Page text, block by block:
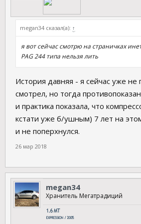
megan34 сказал(а): ↑
я вот сейчас смотрю на страничках
PAG 244 типа нельзя лить
История давняя - я сейчас уже не
смотрел, но тогда
и практика показала, что
кстати уже б/ушным) 7 лет на
и не поперхнулся.
26 мар 2018
megan34
Хранитель Мегатрадиций